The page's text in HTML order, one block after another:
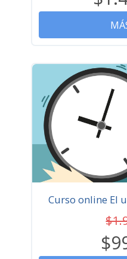
Curso online El